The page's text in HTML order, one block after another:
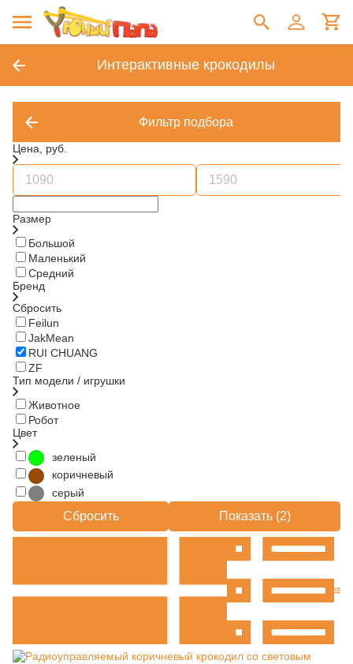
Интерактивные крокодилы
Фильтр подбора
Цена, руб.
Размер
Большой
Маленький
Средний
Бренд
Сбросить
Feilun
JakMean
RUI CHUANG
ZF
Тип модели / игрушки
Животное
Робот
Цвет
зеленый
коричневый
серый
Сбросить Показать (2)